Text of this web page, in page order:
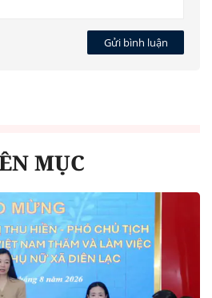
Gửi bình luận
MỤC